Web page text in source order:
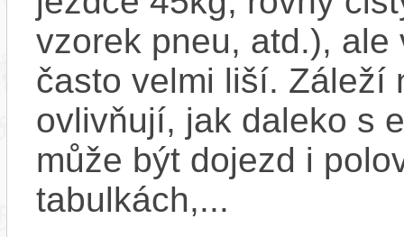
vzorek pneu, atd.),
často velmi liší. Záleží
ovlivňují, jak daleko s
může být dojezd i
tabulkách,...